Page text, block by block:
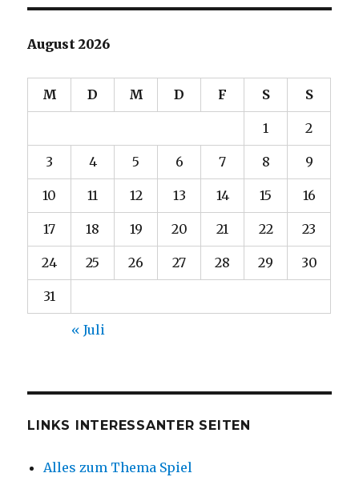
August 2026
M D M D F S S
1 2
3 4 5 6 7 8 9
10 11 12 13 14 15 16
17 18 19 20 21 22 23
24 25 26 27 28 29 30
31
« Juli
LINKS INTERESSANTER SEITEN
Alles zum Thema Spiel